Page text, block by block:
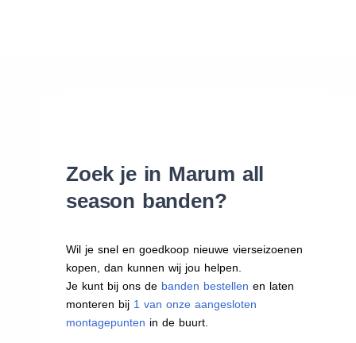
Zoek je in Marum all
season banden?
Wil je snel en goedkoop nieuwe vierseizoenen
kopen, dan kunnen wij jou helpen.
Je kunt bij ons de banden bestellen en laten
monteren bij 1 van onze aangesloten
montagepunten in de buurt.